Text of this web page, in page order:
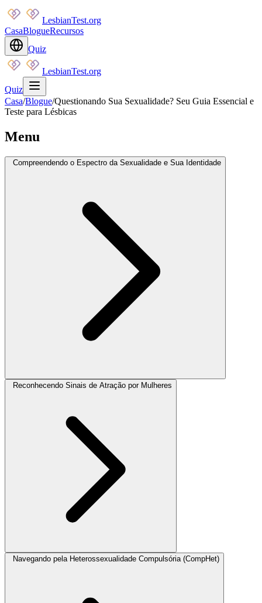
LesbianTest.org
CasaBlogueRecursos
Quiz
LesbianTest.org
Quiz
Casa/Blogue/Questionando Sua Sexualidade? Seu Guia Essencial e
Teste para Lésbicas
Menu
Compreendendo o Espectro da Sexualidade e Sua Identidade
Reconhecendo Sinais de Atração por Mulheres
Navegando pela Heterossexualidade Compulsória (CompHet)